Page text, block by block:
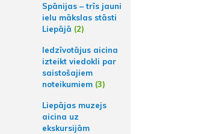
Spānijas – trīs jauni
ielu mākslas stāsti
Liepājā (2)
Iedzīvotājus aicina
izteikt viedokli par
saistošajiem
noteikumiem (3)
Liepājas muzejs
aicina uz
ekskursijām